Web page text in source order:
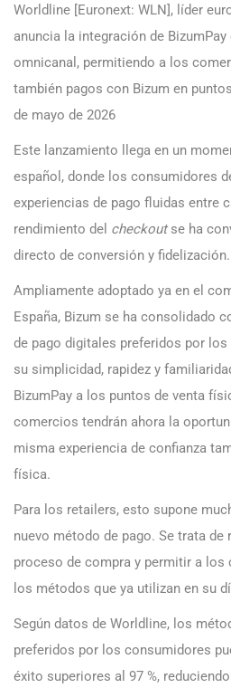
Worldline [Euronext: WLN], líder
anuncia la integración de
omnicanal, permitiendo a los
también pagos con Bizum en
de mayo de 2026
Este lanzamiento llega en un
español, donde los consumidores
experiencias de pago fluidas entre
rendimiento del checkoutse ha
directo de conversión y fidelización.
Ampliamente adoptado ya en el
España, Bizum se ha consolidado
de pago digitales preferidos por
su simplicidad, rapidez y
BizumPay a los puntos de venta
comercios tendrán ahora la
misma experiencia de confianza
física.
Para los retailers, esto supone
nuevo método de pago. Se trata de
proceso de compra y permitir a los
los métodos que ya utilizan en su
Según datos de Worldline, los
preferidos por los consumidores
éxito superiores al 97 %,